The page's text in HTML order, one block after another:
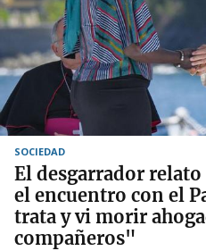
SOCIEDAD
El desgarrador
el encuentro con el
trata y vi morir
compañeros"